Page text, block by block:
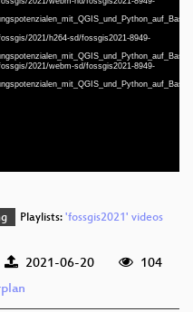
2021/h264-sd/fossgis2021-8949-
2021/webm-sd/fossgis2021-8949-
deu 1080p (mp4)
deu 1080p (webm)
Playlists: 'fossgis2021' videos
2021-06-20
104